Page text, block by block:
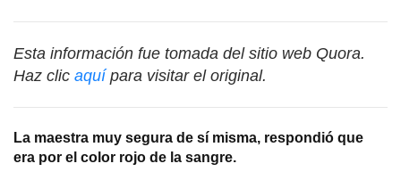
Esta información fue tomada del sitio web Quora.
Haz clic aquípara visitar el original.
La maestra muy segura de sí misma, respondió que
era por el color rojo de la sangre.